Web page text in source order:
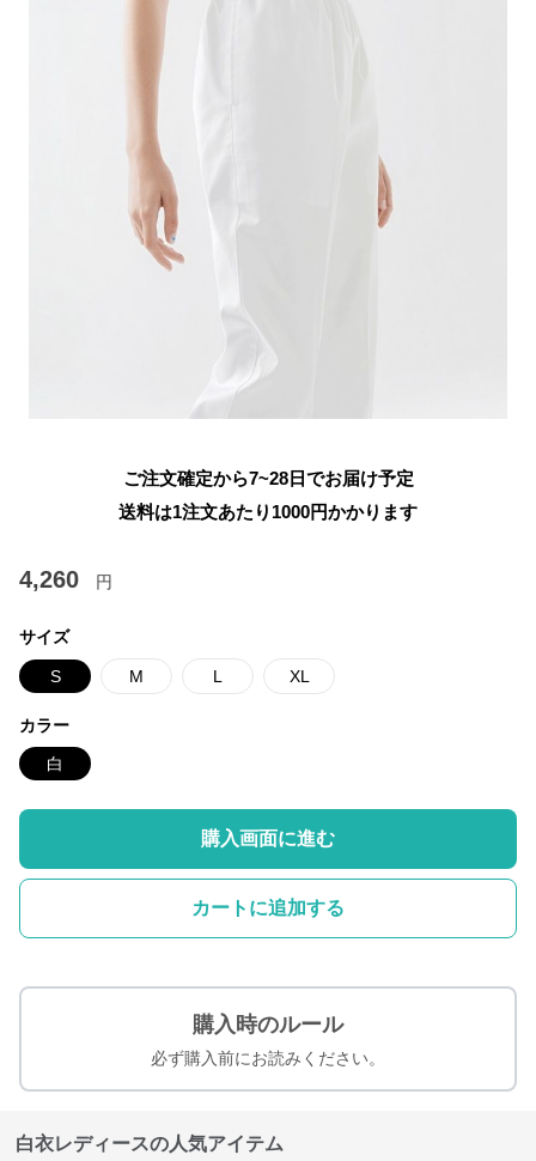
ご注文確定から7~28日でお届け予定
送料は1注文あたり 1000円かかります
4,260 円
サイズ
S M L XL
カラー
白
購入画面に進む
カートに追加する
購入時のルール
必ず購入前にお読みください。
白衣レディースの人気アイテム